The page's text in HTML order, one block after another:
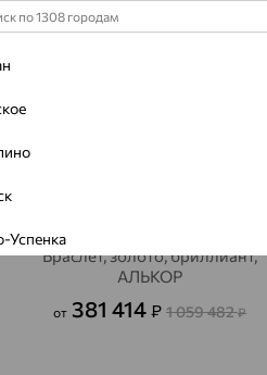
Браслет, золото, бриллиант,
АЛЬКОР
от 381 414 ₽ 1 059 482₽
64%
Успенка